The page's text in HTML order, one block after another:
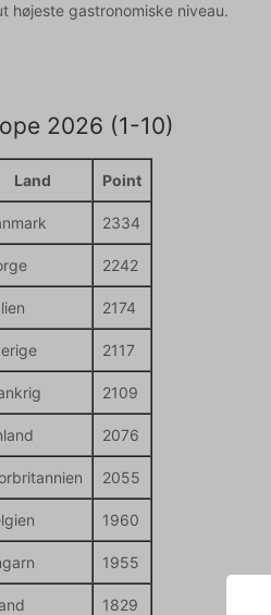
højeste gastronomiske niveau.
2026 (1-10)
Land Point
2334
2242
2174
2117
2109
2076
2055
1960
1955
1829